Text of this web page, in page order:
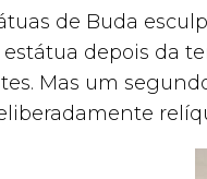
de Buda
depois da
Mas um